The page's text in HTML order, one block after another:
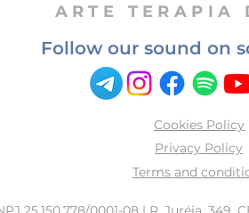
ARTE TERAPIA
Follow our sound on
Cookies Policy
Privacy Policy
Terms and